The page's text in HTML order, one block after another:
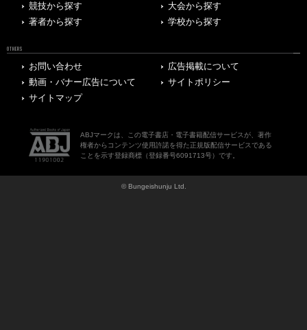
競技から探す
大会から探す
著者から探す
学校から探す
OTHERS
お問い合わせ
広告掲載について
動画・バナー広告について
サイトポリシー
サイトマップ
ABJマークは、この電子書店・電子書籍配信サービスが、著作
権者からコンテンツ使用許諾を得た正規版配信サービスである
ことを示す登録商標（登録番号6091713号）です。
© Bungeishunju Ltd.